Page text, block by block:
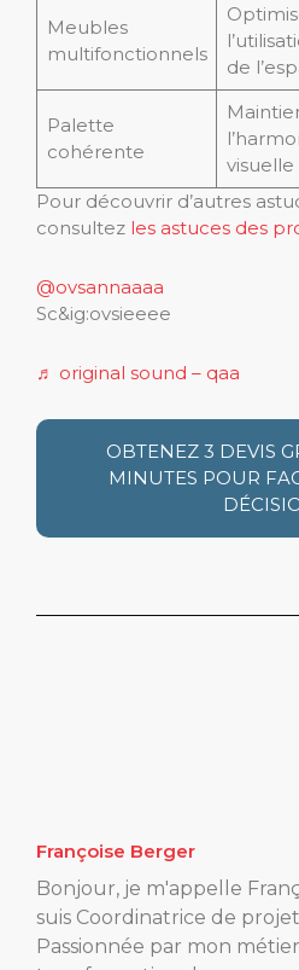
Meubles
multifonctionnels
de
Palette
cohérente
visuelle
Pour découvrir d’autres
consultez les astuces des
@ovsannaaaa
Sc&ig:ovsieeee
♬ original sound – qaa
OBTENEZ 3 DEVIS
MINUTES POUR
Françoise Berger
Bonjour, je m'appelle
suis Coordinatrice de
Passionnée par mon